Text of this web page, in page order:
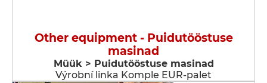
Other equipment - Puidutööstuse
masinad
Müük > Puidutööstuse masinad
Výrobní linka Komple EUR-palet